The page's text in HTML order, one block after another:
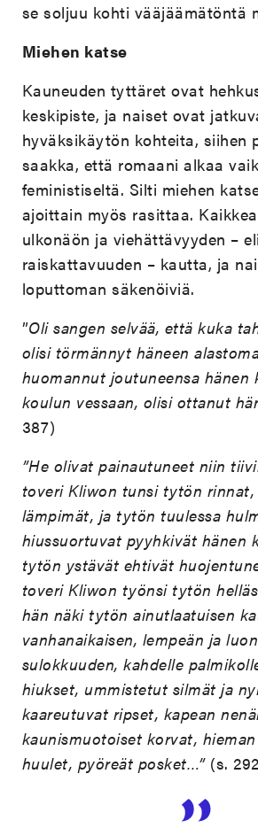
se soljuu kohti vääjäämätöntä
Miehen katse
Kauneuden tyttäret ovat
keskipiste, ja naiset ovat
hyväksikäytön kohteita, siihen
saakka, että romaani alkaa
feministiseltä. Silti miehen
ajoittain myös rasittaa.
ulkonäön ja viehättävyyden – eli
raiskattavuuden – kautta, ja
loputtoman säkenöiviä.
”Oli sangen selvää, että kuka
olisi törmännyt häneen
huomannut joutuneensa hänen
koulun vessaan, olisi ottanut
387)
”He olivat painautuneet niin
toveri Kliwon tunsi tytön rinnat,
lämpimät, ja tytön tuulessa
hiussuortuvat pyyhkivät hänen
tytön ystävät ehtivät
toveri Kliwon työnsi tytön
hän näki tytön ainutlaatuisen
vanhanaikaisen, lempeän ja
sulokkuuden, kahdelle
hiukset, ummistetut silmät ja
kaareutuvat ripset, kapean
kaunismuotoiset korvat,
huulet, pyöreät posket…”(s.